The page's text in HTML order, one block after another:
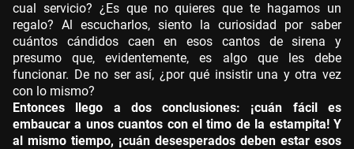
cual servicio? ¿Es que no quieres que te hagamos un
regalo? Al escucharlos, siento la curiosidad por saber
cuántos cándidos caen en esos cantos de sirena y
presumo que, evidentemente, es algo que les debe
funcionar. De no ser así, ¿por qué insistir una y otra vez
con lo mismo?
Entonces llego a dos conclusiones: ¡cuán fácil es
embaucar a unos cuantos con el timo de la estampita! Y
al mismo tiempo, ¡cuán desesperados deben estar esos